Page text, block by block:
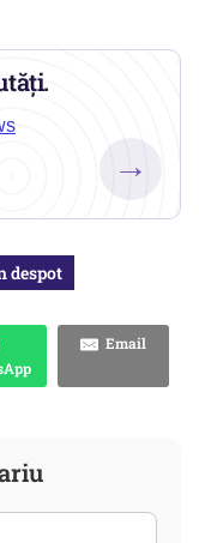
→
despot
Email